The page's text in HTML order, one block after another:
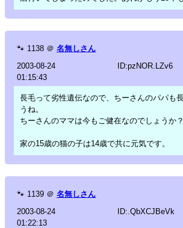
🐾 1138 ＠ 名無しさん
2003-08-24
01:15:43
ID:pzNOR.LZv6
長毛って劣性遺伝なので、ちーさんのパパも
うね。
ちーさんのママは今もご健在なのでしょうか？
家の15歳の猫の子は14歳で共に元気です。
🐾 1139 ＠ 名無しさん
2003-08-24
01:22:13
ID:.QbXCJBeVk